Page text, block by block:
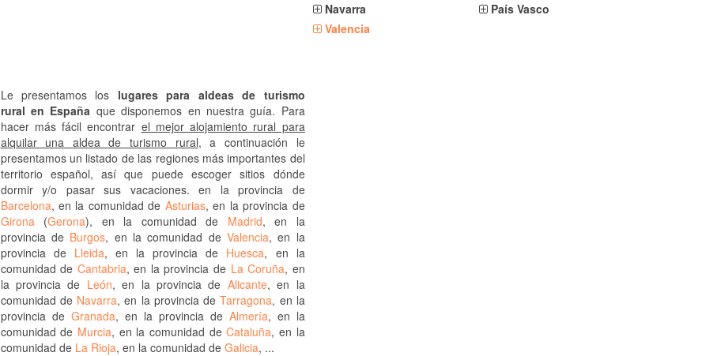
Navarra
País Vasco
Valencia
Le presentamos los lugares para aldeas de turismo
rural en España que disponemos en nuestra guía. Para
hacer más fácil encontrar el mejor alojamiento rural para
alquilar una aldea de turismo rural, a continuación le
presentamos un listado de las regiones más importantes del
territorio español, así que puede escoger sitios dónde
dormir y/o pasar sus vacaciones. en la provincia de
Barcelona, en la comunidad de Asturias, en la provincia de
Girona(Gerona), en la comunidad de Madrid, en la
provincia de Burgos, en la comunidad deValencia, en la
provincia de Lleida, en la provincia de Huesca, en la
comunidad de Cantabria, en la provincia de La Coruña, en
la provincia de León, en la provincia de Alicante, en la
comunidad de Navarra, en la provincia deTarragona, en la
provincia de Granada, en la provincia de Almería, en la
comunidad de Murcia, en la comunidad deCataluña, en la
comunidad de La Rioja, en la comunidad de Galicia, ...